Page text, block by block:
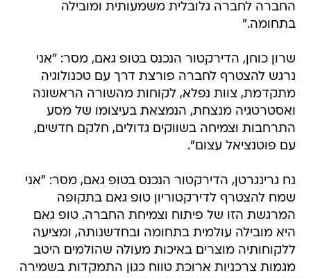
החברה לחברה גלובלית משמעותית ומובילה
בתחומה."
שרון כוחן, הדירקטור הנכנס בטופ גאם, מסר: "אני
נרגש להצטרף לחברה פורצת דרך עם טכנולוגיה
מתקדמת, צוות נפלא, לקוחות מהשורה הראשונה
ואסטרטגיה מנצחת, הנמצאת בעיצומו של מסע
התרחבות וצמיחה בשווקים גדולים, חלקם חדשים,
עם פוטנציאל עצום".
נח גרינגרטן, הדירקטור הנכנס בטופ גאם, מסר: "אני
שמח להצטרף לדירקטוריון טופ גאם בתקופה
המרגשת הזו של פיתוח וצמיחת החברה. טופ גאם
היא מובילה עולמית בתחומה ובחדשנותה, ומציעה
ללקוחותיה מוצרים באיכות מעולה שהולמים היטב
מגמות צרכניות ארוכת טווח כגון התמקדות בשמירה